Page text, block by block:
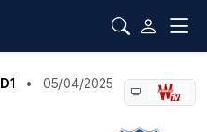
•
05/04/2025